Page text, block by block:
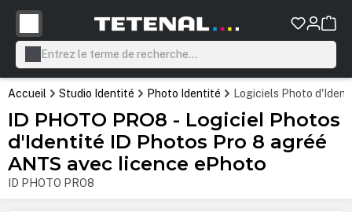
principal
Accueil Studio Identité Photo Identité Logiciels Photo
ID PHOTO PRO8 - Logiciel Photos
d'Identité ID Photos Pro 8 agréé
ANTS avec licence ePhoto
ID PHOTO PRO8